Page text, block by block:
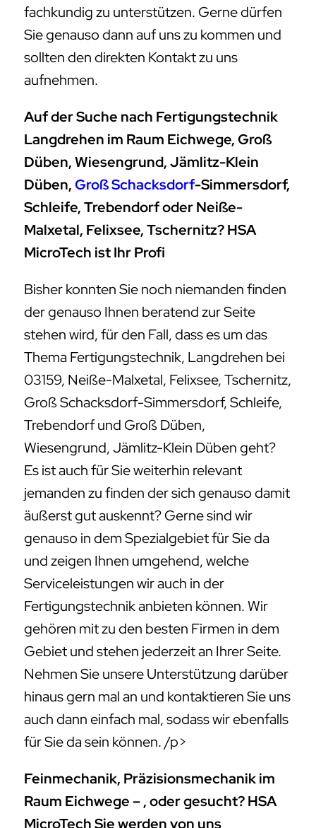
fachkundig zu unterstützen. Gerne dürfen
Sie genauso dann auf uns zu kommen und
sollten den direkten Kontakt zu uns
aufnehmen.
Auf der Suche nach Fertigungstechnik
Langdrehen im Raum Eichwege, Groß
Düben, Wiesengrund, Jämlitz-Klein
Düben,Groß Schacksdorf-Simmersdorf,
Schleife, Trebendorf oder Neiße-
Malxetal, Felixsee, Tschernitz? HSA
MicroTech ist Ihr Profi
Bisher konnten Sie noch niemanden finden
der genauso Ihnen beratend zur Seite
stehen wird, für den Fall, dass es um das
Thema Fertigungstechnik, Langdrehen bei
03159, Neiße-Malxetal, Felixsee, Tschernitz,
Groß Schacksdorf-Simmersdorf, Schleife,
Trebendorf und Groß Düben,
Wiesengrund, Jämlitz-Klein Düben geht?
Es ist auch für Sie weiterhin relevant
jemanden zu finden der sich genauso damit
äußerst gut auskennt? Gerne sind wir
genauso in dem Spezialgebiet für Sie da
und zeigen Ihnen umgehend, welche
Serviceleistungen wir auch in der
Fertigungstechnik anbieten können. Wir
gehören mit zu den besten Firmen in dem
Gebiet und stehen jederzeit an Ihrer Seite.
Nehmen Sie unsere Unterstützung darüber
hinaus gern mal an und kontaktieren Sie uns
auch dann einfach mal, sodass wir ebenfalls
für Sie da sein können. /p>
Feinmechanik, Präzisionsmechanik im
Raum Eichwege – , oder gesucht? HSA
MicroTech Sie werden von uns